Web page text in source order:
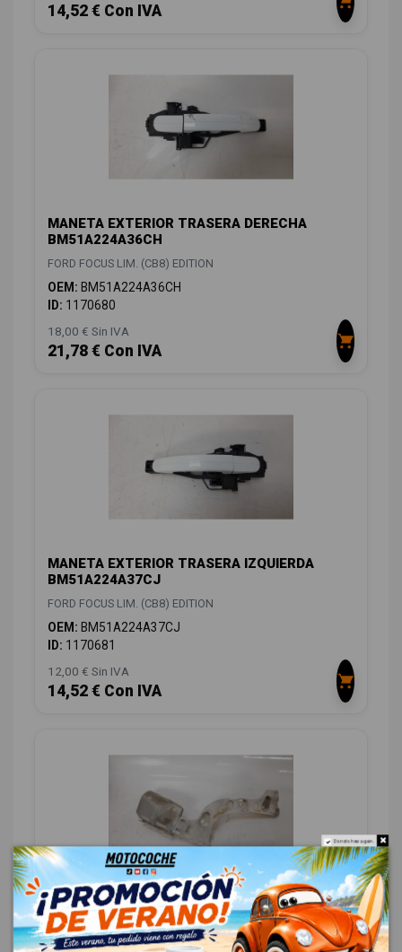
14,52 € Con IVA
MANETA EXTERIOR TRASERA DERECHA
BM51A224A36CH
FORD FOCUS LIM. (CB8) EDITION
OEM: BM51A224A36CH
ID: 1170680
18,00 € Sin IVA
21,78 € Con IVA
MANETA EXTERIOR TRASERA IZQUIERDA
BM51A224A37CJ
FORD FOCUS LIM. (CB8) EDITION
OEM: BM51A224A37CJ
ID: 1170681
12,00 € Sin IVA
14,52 € Con IVA
MOLDURA BM51A17E851
FORD FOCUS LIM. (CB8) EDITION
Do not show again.